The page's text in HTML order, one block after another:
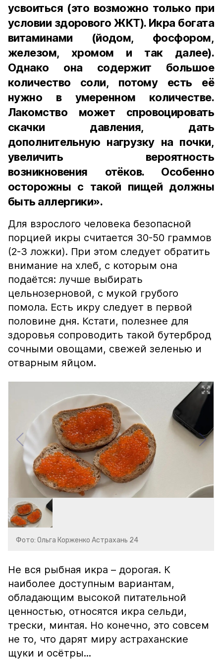
усвоиться (это возможно только при
условии здорового ЖКТ). Икра богата
витаминами (йодом, фосфором,
железом, хромом и так далее).
Однако она содержит большое
количество соли, потому есть её
нужно в умеренном количестве.
Лакомство может спровоцировать
скачки давления, дать
дополнительную нагрузку на почки,
увеличить вероятность
возникновения отёков. Особенно
осторожны с такой пищей должны
быть аллергики».
Для взрослого человека безопасной
порцией икры считается 30-50 граммов
(2-3 ложки). При этом следует обратить
внимание на хлеб, с которым она
подаётся: лучше выбирать
цельнозерновой, с мукой грубого
помола. Есть икру следует в первой
половине дня. Кстати, полезнее для
здоровья сопроводить такой бутерброд
сочными овощами, свежей зеленью и
отварным яйцом.
Фото: Ольга Корженко Астрахань 24
Не вся рыбная икра – дорогая. К
наиболее доступным вариантам,
обладающим высокой питательной
ценностью, относятся икра сельди,
трески, минтая. Но конечно, это совсем
не то, что дарят миру астраханские
щуки и осётры...